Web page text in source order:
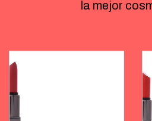
la mejor